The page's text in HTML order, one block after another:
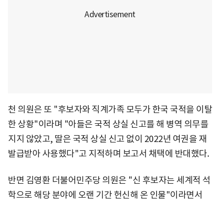
천 의원은 또 "후보자와 직계가족 모두가 한국 국적을 이탈
한 상황"이라며 "아들은 국적 상실 신고를 해 병역 의무를
지지 않았고, 딸은 국적 상실 신고 없이 2022년 여권을 재
발급받아 사용했다"고 지적하며 보고서 채택에 반대했다.
반면 김영환 더불어민주당 의원은 "신 후보자는 세계적 석
학으로 해당 분야에 오랜 기간 헌신해 온 인물"이라면서